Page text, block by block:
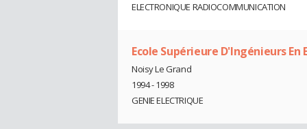
ELECTRONIQUE RADIOCOMMUNICATION
Ecole Supérieure D'Ingénieurs
Noisy Le Grand
1994 - 1998
GENIE ELECTRIQUE